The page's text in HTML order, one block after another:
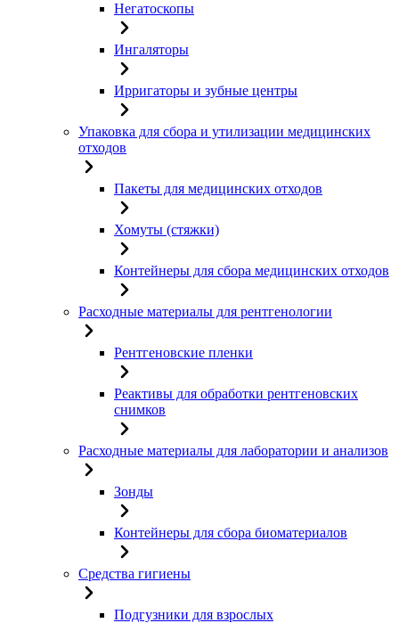
Негатоскопы
Ингаляторы
Ирригаторы и зубные центры
Упаковка для сбора и утилизации медицинских
отходов
Пакеты для медицинских отходов
Хомуты (стяжки)
Контейнеры для сбора медицинских отходов
Расходные материалы для рентгенологии
Рентгеновские пленки
Реактивы для обработки рентгеновских
снимков
Расходные материалы для лаборатории и анализов
Зонды
Контейнеры для сбора биоматериалов
Средства гигиены
Подгузники для взрослых